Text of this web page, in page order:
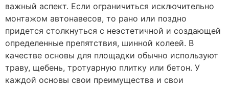
важный аспект. Если ограничиться исключительно
монтажом автонавесов, то рано или поздно
придется столкнуться с неэстетичной и создающей
определенные препятствия, шинной колеей. В
качестве основы для площадки обычно используют
траву, щебень, тротуарную плитку или бетон. У
каждой основы свои преимущества и свои